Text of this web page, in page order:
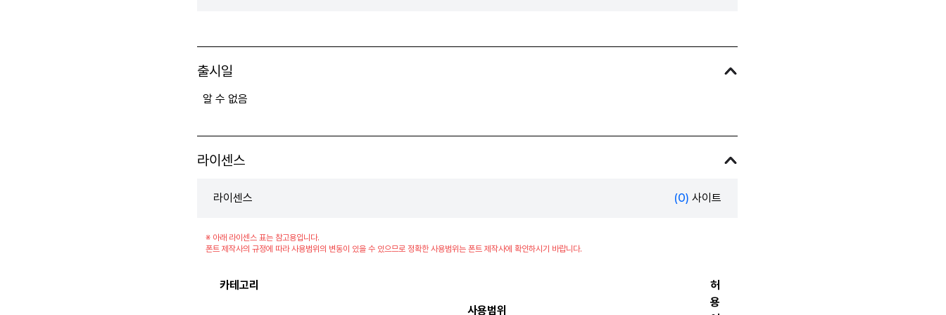
출시일
알 수 없음
라이센스
라이센스 (0) 사이트
※ 아래 라이센스 표는 참고용입니다.
폰트 제작사의 규정에 따라 사용범위의 변동이 있을 수 있으므로 정확한 사용범위는 폰트 제작사에 확인하시기 바랍니다.
카테고리
사용범위
허
용